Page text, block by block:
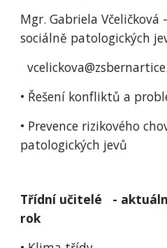
Mgr. Gabriela Včeličková
sociálně patologických
• Řešení konfliktů a
• Prevence rizikového
patologických jevů
Třídní učitelé -
rok